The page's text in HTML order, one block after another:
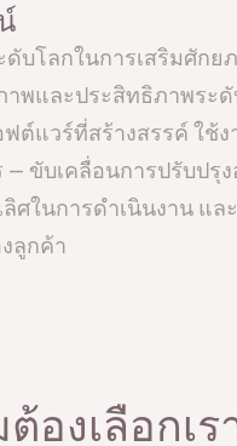
ดับโลกในการเสริมศักย
พและประสิทธิภาพระ
ต์แวร์ที่สร้างสรรค์ ใช้ง
ขับเคลื่อนการปรับปรุง
ลิศในการดำเนินงาน แล
ลูกค้า
องเลือกเร